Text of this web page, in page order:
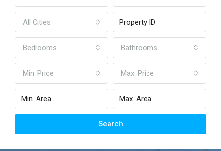
All Cities
Bedrooms Bathrooms
Min. Price Max. Price
Search